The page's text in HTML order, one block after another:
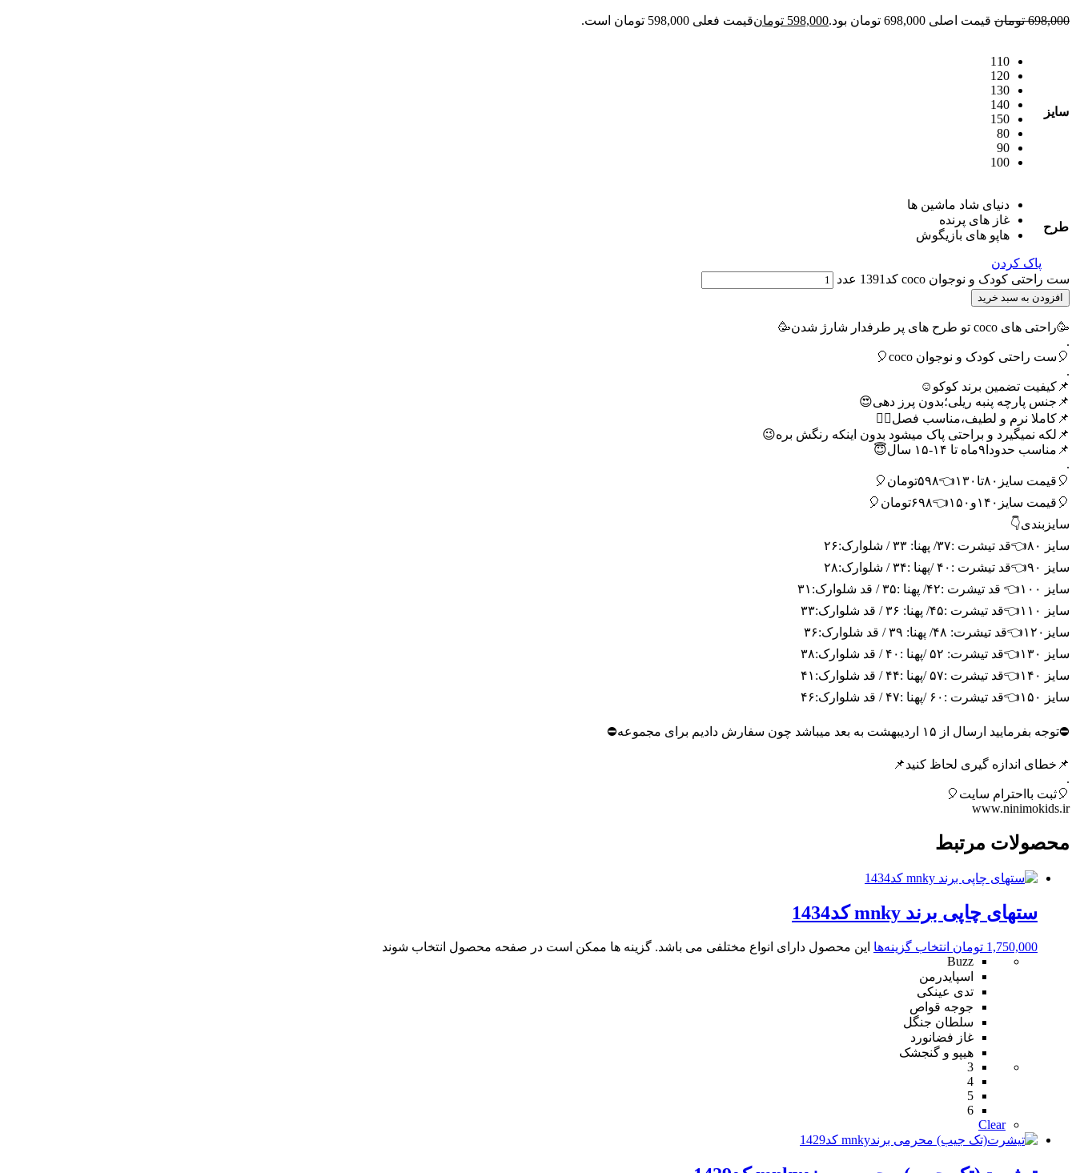
698,000 تومان قیمت اصلی 698,000 تومان بود. 598,000 تومانقیمت فعلی 598,000 تومان است.
سایز
110
120
130
140
150
80
90
100
طرح
دنیای شاد ماشین ها
غاز های پرنده
هاپو های بازیگوش
پاک کردن
ست راحتی کودک و نوجوان coco کد1391 عدد
افزودن به سبد خرید
🥳راحتی های coco تو طرح های پر طرفدار شارژ شدن🥳
.
🎈ست راحتی کودک و نوجوان coco🎈
.
📌کیفیت تضمین برند کوکو☺️
📌جنس پارچه پنبه ریلی؛بدون پرز دهی😍
📌کاملا نرم و لطیف،مناسب فصل🙂‍↔️
📌لکه نمیگیرد و براحتی پاک میشود بدون اینکه رنگش بره😉
📌مناسب حدودا۹ماه تا ۱۴-۱۵ سال😇
.
🎈قیمت سایز۸۰تا۱۳۰👈۵۹۸تومان🎈
🎈قیمت سایز۱۴۰و۱۵۰👈۶۹۸تومان🎈
سایزبندی👇
سایز ۸۰👈قد تیشرت :۳۷/ پهنا: ۳۳ / شلوارک:۲۶
سایز ۹۰👈قد تیشرت :۴۰ /پهنا :۳۴ / شلوارک:۲۸
سایز ۱۰۰👈 قد تیشرت :۴۲/ پهنا :۳۵ / قد شلوارک:۳۱
سایز ۱۱۰👈قد تیشرت :۴۵/ پهنا: ۳۶ / قد شلوارک:۳۳
سایز۱۲۰👈قد تیشرت: ۴۸/ پهنا: ۳۹ / قد شلوارک:۳۶
سایز ۱۳۰👈قد تیشرت: ۵۲ /پهنا :۴۰ / قد شلوارک:۳۸
سایز ۱۴۰👈قد تیشرت :۵۷ /پهنا :۴۴ / قد شلوارک:۴۱
سایز ۱۵۰👈قد تیشرت :۶۰ /پهنا :۴۷ / قد شلوارک:۴۶
⛔️توجه بفرمایید ارسال از ۱۵ اردیبهشت به بعد میباشد چون سفارش دادیم برای مجموعه⛔️
📌خطای اندازه گیری لحاظ کنید📌
.
🎈ثبت بااحترام سایت🎈
www.ninimokids.ir
محصولات مرتبط
ستهای چاپی برند mnky کد1434
1,750,000 تومان انتخاب گزینه‌ها این محصول دارای انواع مختلفی می باشد. گزینه ها ممکن است در صفحه محصول انتخاب شوند
Buzz
اسپایدرمن
تدی عینکی
جوجه قواص
سلطان جنگل
غاز فضانورد
هیپو و گنجشک
3
4
5
6
Clear